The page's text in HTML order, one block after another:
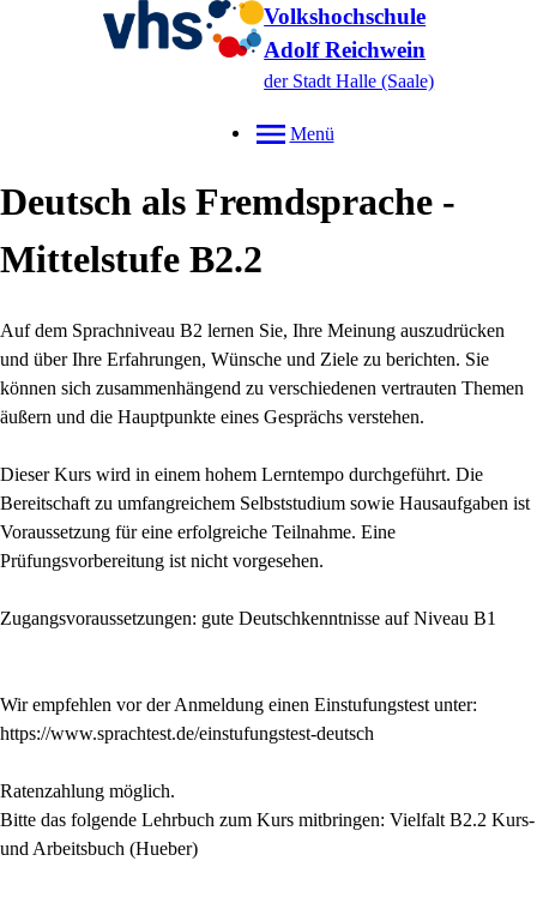
Volkshochschule
Adolf Reichwein
der Stadt Halle (Saale)
Menü
Deutsch als Fremdsprache -
Mittelstufe B2.2
Auf dem Sprachniveau B2 lernen Sie, Ihre Meinung auszudrücken
und über Ihre Erfahrungen, Wünsche und Ziele zu berichten. Sie
können sich zusammenhängend zu verschiedenen vertrauten Themen
äußern und die Hauptpunkte eines Gesprächs verstehen.
Dieser Kurs wird in einem hohem Lerntempo durchgeführt. Die
Bereitschaft zu umfangreichem Selbststudium sowie Hausaufgaben ist
Voraussetzung für eine erfolgreiche Teilnahme. Eine
Prüfungsvorbereitung ist nicht vorgesehen.
Zugangsvoraussetzungen: gute Deutschkenntnisse auf Niveau B1
Wir empfehlen vor der Anmeldung einen Einstufungstest unter:
https://www.sprachtest.de/einstufungstest-deutsch
Ratenzahlung möglich.
Bitte das folgende Lehrbuch zum Kurs mitbringen: Vielfalt B2.2 Kurs-
und Arbeitsbuch (Hueber)